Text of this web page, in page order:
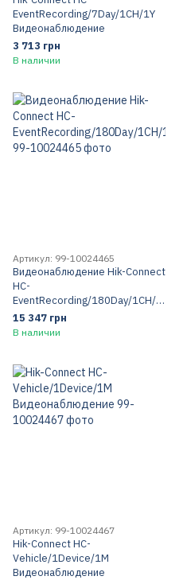
EventRecording/7Day/1CH/1Y
Видеонаблюдение
3 713 грн
В наличии
Артикул: 99-10024465
Видеонаблюдение Hik-Connect
HC-
EventRecording/180Day/1CH/1
Y
15 347 грн
В наличии
Артикул: 99-10024467
Hik-Connect HC-
Vehicle/1Device/1M
Видеонаблюдение